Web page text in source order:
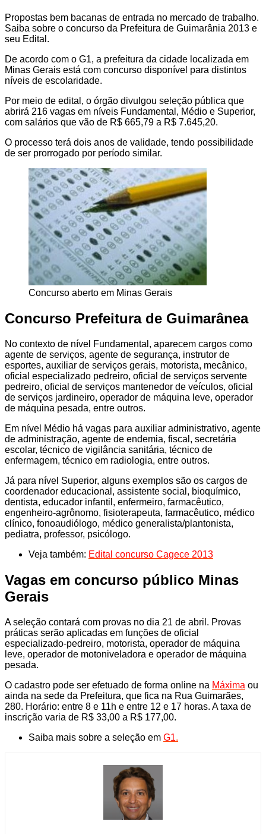
Propostas bem bacanas de entrada no mercado de trabalho.
Saiba sobre o concurso da Prefeitura de Guimarânia 2013 e
seu Edital.
De acordo com o G1, a prefeitura da cidade localizada em
Minas Gerais está com concurso disponível para distintos
níveis de escolaridade.
Por meio de edital, o órgão divulgou seleção pública que
abrirá 216 vagas em níveis Fundamental, Médio e Superior,
com salários que vão de R$ 665,79 a R$ 7.645,20.
O processo terá dois anos de validade, tendo possibilidade
de ser prorrogado por período similar.
Concurso aberto em Minas Gerais
Concurso Prefeitura de Guimarânea
No contexto de nível Fundamental, aparecem cargos como
agente de serviços, agente de segurança, instrutor de
esportes, auxiliar de serviços gerais, motorista, mecânico,
oficial especializado pedreiro, oficial de serviços servente
pedreiro, oficial de serviços mantenedor de veículos, oficial
de serviços jardineiro, operador de máquina leve, operador
de máquina pesada, entre outros.
Em nível Médio há vagas para auxiliar administrativo, agente
de administração, agente de endemia, fiscal, secretária
escolar, técnico de vigilância sanitária, técnico de
enfermagem, técnico em radiologia, entre outros.
Já para nível Superior, alguns exemplos são os cargos de
coordenador educacional, assistente social, bioquímico,
dentista, educador infantil, enfermeiro, farmacêutico,
engenheiro-agrônomo, fisioterapeuta, farmacêutico, médico
clínico, fonoaudiólogo, médico generalista/plantonista,
pediatra, professor, psicólogo.
Veja também: Edital concurso Cagece 2013
Vagas em concurso público Minas
Gerais
A seleção contará com provas no dia 21 de abril. Provas
práticas serão aplicadas em funções de oficial
especializado-pedreiro, motorista, operador de máquina
leve, operador de motoniveladora e operador de máquina
pesada.
O cadastro pode ser efetuado de forma online na Máxima ou
ainda na sede da Prefeitura, que fica na Rua Guimarães,
280. Horário: entre 8 e 11h e entre 12 e 17 horas. A taxa de
inscrição varia de R$ 33,00 a R$ 177,00.
Saiba mais sobre a seleção em G1.